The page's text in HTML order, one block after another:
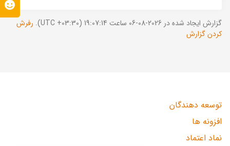
گزارش ایجاد شده در 2026-08-06 ساعت 19:07:14 (UTC +03:30).
رفرش
کردن گزارش
توسعه دهندگان
افزونه ها
نماد اعتماد